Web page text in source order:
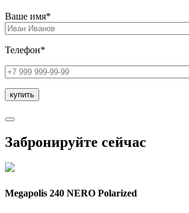
Ваше имя*
Телефон*
Забронируйте сейчас
Megapolis 240 NERO Polarized